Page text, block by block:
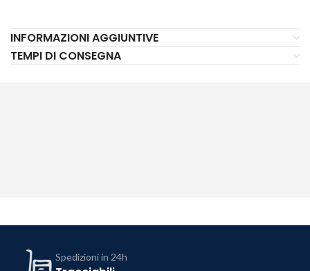
INFORMAZIONI AGGIUNTIVE
TEMPI DI CONSEGNA
Spedizioni in 24h